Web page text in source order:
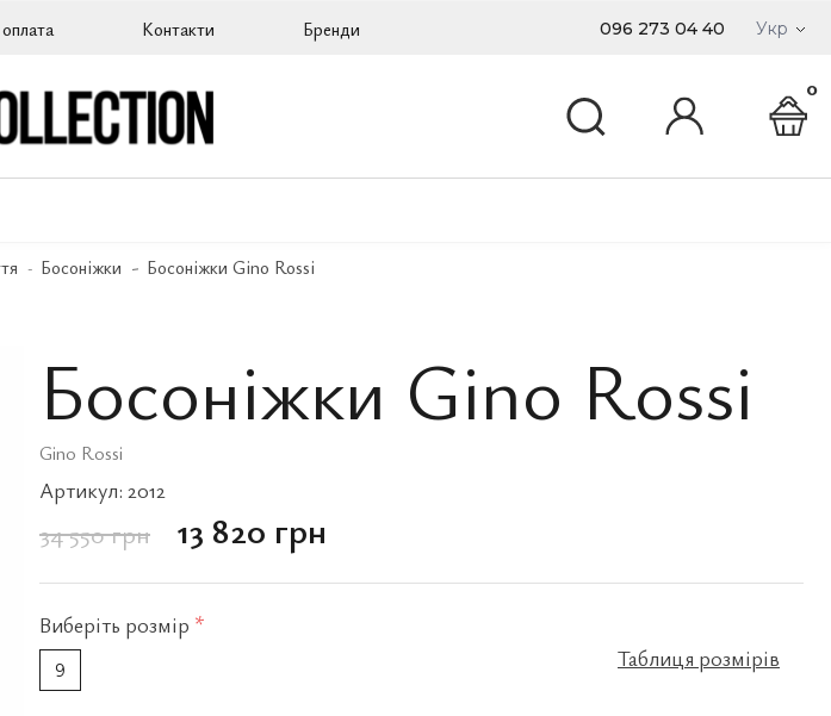
Контакти Бренди 096 273 04 40 Укр
0
Босоніжки Босоніжки Gino Rossi
Босоніжки Gino Rossi
Gino Rossi
Артикул: 2012
34 550 грн 13 820 грн
Виберіть розмір *
9 Таблиця розмірів